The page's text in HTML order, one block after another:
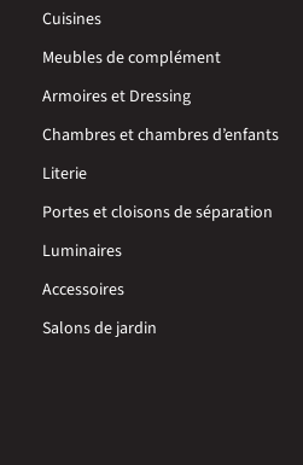
Cuisines
Meubles de complément
Armoires et Dressing
Chambres et chambres d’enfants
Literie
Portes et cloisons de séparation
Luminaires
Accessoires
Salons de jardin